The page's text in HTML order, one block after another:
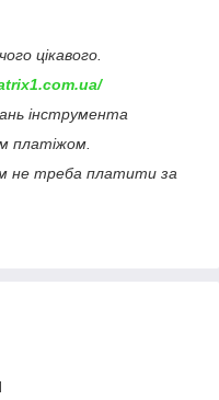
цікавого.
інструмента
платіжом.
не треба платити за